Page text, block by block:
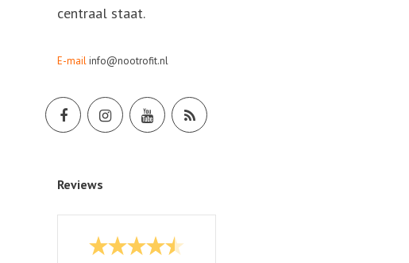
centraal staat.
E-mailinfo@nootrofit.nl
Reviews